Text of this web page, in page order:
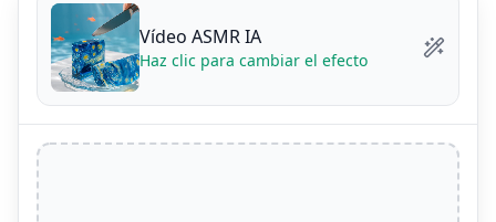
Vídeo ASMR IA
Haz clic para cambiar el efecto